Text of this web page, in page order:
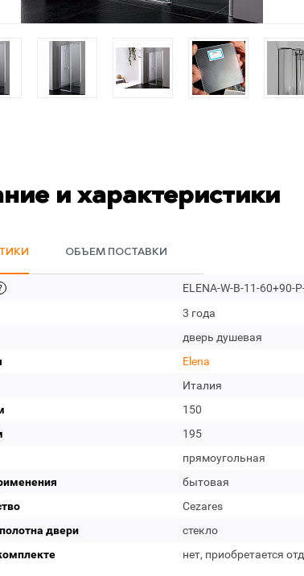
и характеристики
ОБЪЕМ ПОСТАВКИ
ELENA-W-B-11-60+90-
3 года
дверь душевая
Elena
Италия
150
195
прямоугольная
бытовая
Cezares
двери
стекло
нет, приобретается